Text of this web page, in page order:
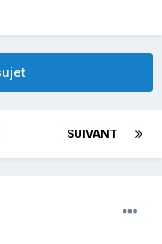
SUIVANT